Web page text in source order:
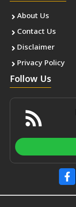
About Us
Contact Us
Disclaimer
Privacy Policy
Follow Us